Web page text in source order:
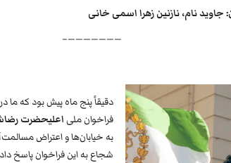
جاوید نام، نازنین زهرا اسمی خانی
———————–
دقیقاً پنج ماه پیش بود که
فراخوان ملیاعلیحضرت
به خیابان‌ها و اعتراض
شجاع به این فراخوان پاسخ